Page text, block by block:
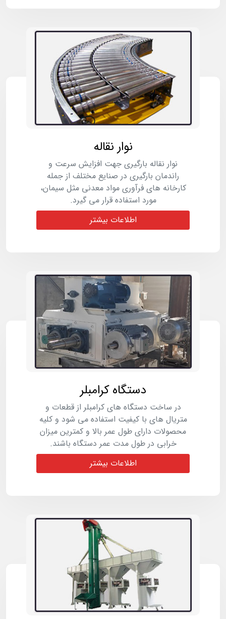
نوار نقاله
نوار نقاله بارگیری جهت افزایش سرعت و
راندمان بارگیری در صنایع مختلف از جمله
کارخانه های فرآوری مواد معدنی مثل سیمان،
مورد استفاده قرار می گیرد.
اطلاعات بیشتر
دستگاه کرامبلر
در ساخت دستگاه های کرامبلر از قطعات و
متریال های با کیفیت استفاده می شود و کلیه
محصولات دارای طول عمر بالا و کمترین میزان
خرابی در طول مدت عمر دستگاه باشند.
اطلاعات بیشتر